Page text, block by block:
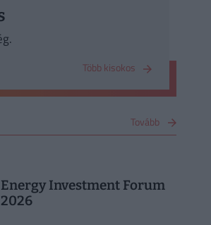
Több kisokos
Tovább
Energy Investment Forum
2026